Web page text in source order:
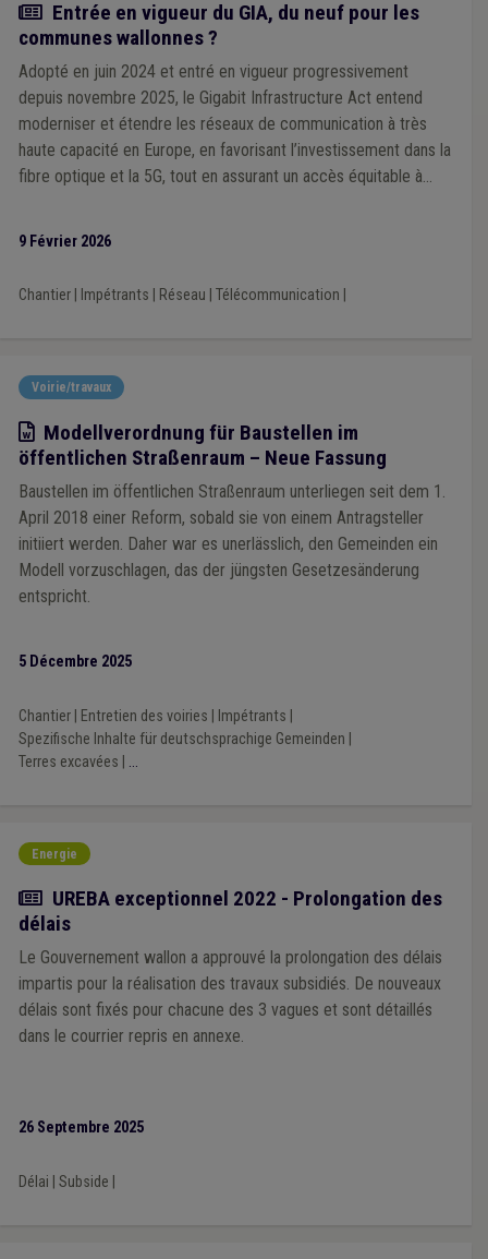
Actualité
Entrée en vigueur du GIA, du neuf pour les
communes wallonnes ?
Adopté en juin 2024 et entré en vigueur progressivement
depuis novembre 2025, le Gigabit Infrastructure Act entend
moderniser et étendre les réseaux de communication à très
haute capacité en Europe, en favorisant l’investissement dans la
fibre optique et la 5G, tout en assurant un accès équitable à
9 Février 2026
Chantier| Impétrants Réseau Télécommunication
Voirie/travaux
Modèle
Modellverordnung für Baustellen im
öffentlichen Straßenraum – Neue Fassung
Baustellen im öffentlichen Straßenraum unterliegen seit dem 1.
April 2018 einer Reform, sobald sie von einem Antragsteller
initiiert werden. Daher war es unerlässlich, den Gemeinden ein
Modell vorzuschlagen, das der jüngsten Gesetzesänderung
entspricht.
5 Décembre 2025
Chantier| Entretien des voiries Impétrants
Spezifische Inhalte für deutschsprachige Gemeinden
Terres excavées
...
Energie
Actualité
UREBA exceptionnel 2022 - Prolongation des
délais
Le Gouvernement wallon a approuvé la prolongation des délais
impartis pour la réalisation des travaux subsidiés. De nouveaux
délais sont fixés pour chacune des 3 vagues et sont détaillés
dans le courrier repris en annexe.
26 Septembre 2025
Délai Subside